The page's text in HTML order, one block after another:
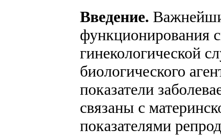
Введение.
функционирования
гинекологической
биологического
показатели
связаны с
показателями